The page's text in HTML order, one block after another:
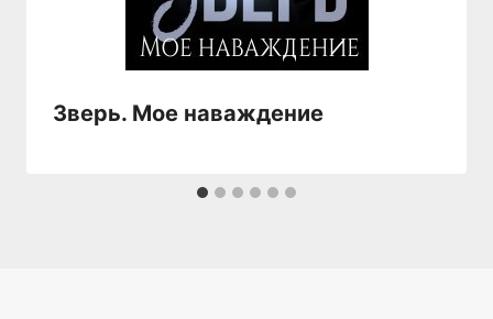
Зверь. Мое наваждение